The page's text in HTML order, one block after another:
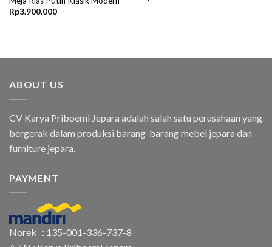
Rp3.900.000
ABOUT US
CV Karya Priboemi Jepara adalah salah satu perusahaan yang
bergerak dalam produksi barang-barang mebel jepara dan
furniture jepara.
PAYMENT
Norek : 135-001-336-737-8